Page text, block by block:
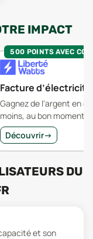
IMPACT
500 POINTS AVEC
Facture d’électricité
Gagnez de l'argent en
moins, au bon moment.
Découvrir→
DU
et son